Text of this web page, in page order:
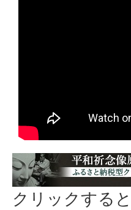
クリックする